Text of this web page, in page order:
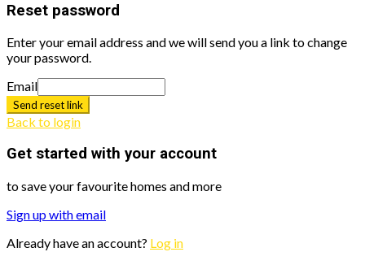
Reset password
Enter your email address and we will send you a link to change
your password.
Email
Send reset link
Back to login
Get started with your account
to save your favourite homes and more
Sign up with email
Already have an account? Log in